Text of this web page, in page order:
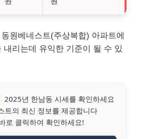
원베네스트(주상복합) 아파트에
내리는데 유익한 기준이 될 수 있
2025년 한남동 시세를 확인하세요
트의 최신 정보를 제공합니다
로 클릭하여 확인하세요!